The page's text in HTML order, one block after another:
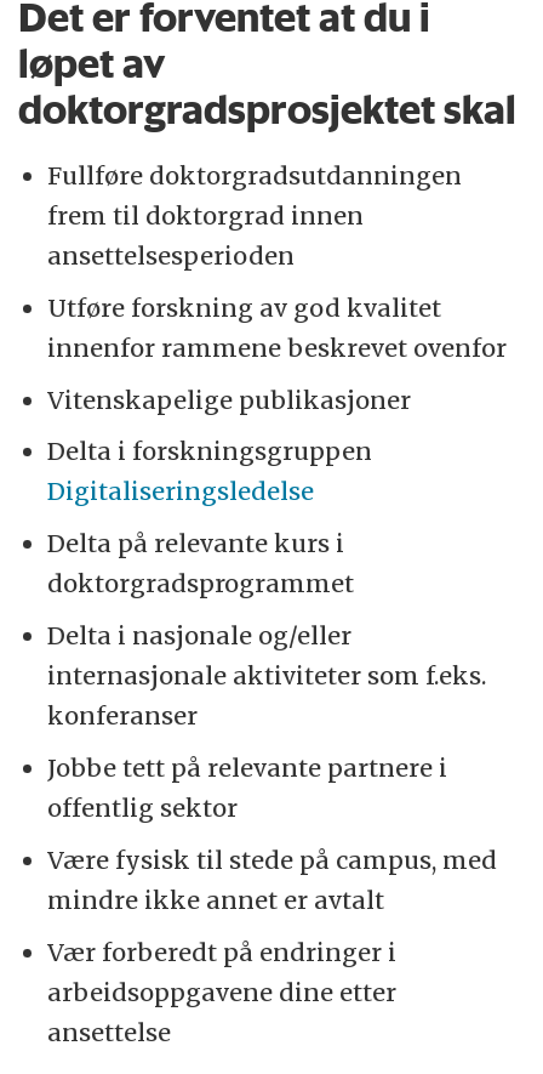
Det er forventet at du i
løpet av
doktorgradsprosjektet skal
Fullføre doktorgradsutdanningen
frem til doktorgrad innen
ansettelsesperioden
Utføre forskning av god kvalitet
innenfor rammene beskrevet ovenfor
Vitenskapelige publikasjoner
Delta i forskningsgruppen
Digitaliseringsledelse
Delta på relevante kurs i
doktorgradsprogrammet
Delta i nasjonale og/eller
internasjonale aktiviteter som f.eks.
konferanser
Jobbe tett på relevante partnere i
offentlig sektor
Være fysisk til stede på campus, med
mindre ikke annet er avtalt
Vær forberedt på endringer i
arbeidsoppgavene dine etter
ansettelse